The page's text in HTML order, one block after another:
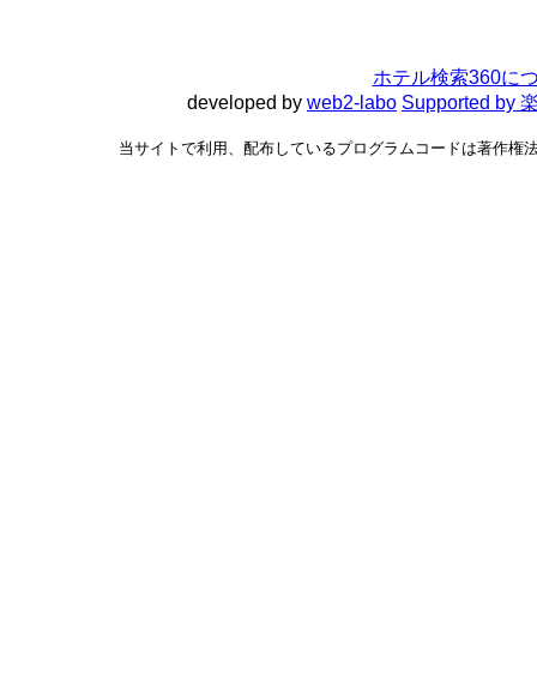
ホテル検索360に
developed by web2-labo Supported by
当サイトで利用、配布しているプログラムコードは著作